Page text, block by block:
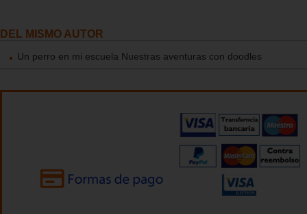
DEL MISMO AUTOR
Un perro en mi escuela Nuestras aventuras con doodles